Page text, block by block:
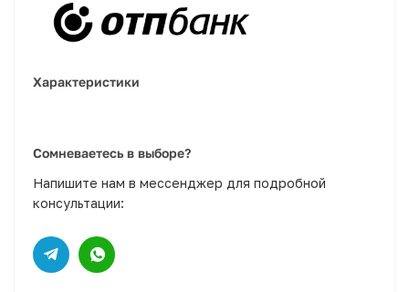
Характеристики
Сомневаетесь в выборе?
Напишите нам в мессенджер для подробной
консультации: